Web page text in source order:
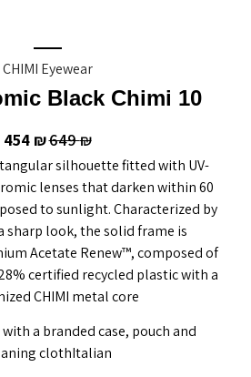
CHIMI Eyewear
10 Photochromic Black Chimi
649₪
454 ₪
silhouette fitted with UV-
lenses that darken within 60
to sunlight. Characterized by
sharp look, the solid frame is
Acetate Renew™, composed of
certified recycled plastic with a
CHIMI metal core.
a branded case, pouch and
clothItalian